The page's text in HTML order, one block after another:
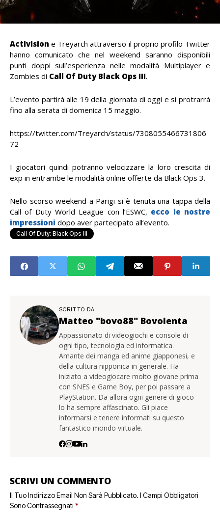
Activision e Treyarch attraverso il proprio profilo Twitter
hanno comunicato che nel weekend saranno disponibili
punti doppi sull’esperienza nelle modalità Multiplayer e
Zombies di Call Of Duty Black Ops III.
L’evento partirà alle 19 della giornata di oggi e si protrarrà
fino alla serata di domenica 15 maggio.
https://twitter.com/Treyarch/status/7308055466731806
72
I giocatori quindi potranno velocizzare la loro crescita di
exp in entrambe le modalità online offerte da Black Ops 3.
Nello scorso weekend a Parigi si è tenuta una tappa della
Call of Duty World League con l’ESWC, ecco le nostre
impressioni dopo aver partecipato all’evento.
Call Of Duty: Black Ops III
SCRITTO DA
Matteo "bovo88" Bovolenta
Appassionato di videogiochi e console di
ogni tipo, tecnologia ed informatica.
Amante dei manga ed anime giapponesi, e
della cultura nipponica in generale. Ha
iniziato a videogiocare molto giovane prima
con SNES e Game Boy, per poi passare a
PlayStation. Da allora ogni genere di gioco
lo ha sempre affascinato. Gli piace
informarsi e tenere informati su questo
fantastico mondo virtuale.
SCRIVI UN COMMENTO
Il Tuo Indirizzo Email Non Sarà Pubblicato. I Campi Obbligatori
Sono Contrassegnati *